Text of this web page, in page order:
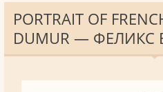
PORTRAIT OF
DUMUR —